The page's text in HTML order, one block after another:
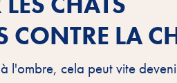
CONTRE LA
l'ombre, cela peut vite